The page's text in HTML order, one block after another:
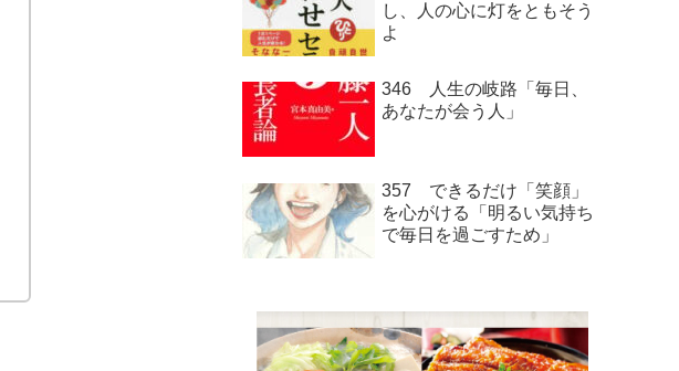
し、人の心に灯をともそう
よ
346 人生の岐路「毎日、
あなたが会う人」
357 できるだけ「笑顔」
を心がける「明るい気持ち
で毎日を過ごすため」